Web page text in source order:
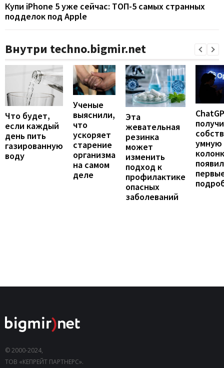
Купи iPhone 5 уже сейчас: ТОП-5 самых странных
подделок под Apple
Внутри techno.bigmir.net
Что будет,
если каждый
день пить
газированную
воду
Ученые
выяснили,
что
ускоряет
старение
организма
на самом
деле
Эта
жевательная
резинка
может
изменить
подход к
профилактике
опасных
заболеваний
умную
© 2000-2024,
ТОВ «КЕПРЕЙТ ПАРТНЕРС».